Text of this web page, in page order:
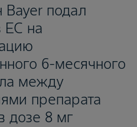
Bayer подал
ЕС на
6-месячного
между
препарата
дозе 8 мг